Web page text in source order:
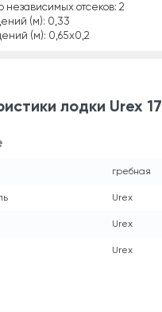
независимых отсеков: 2
(м): 0,33
(м): 0,65х0,2
лодки Urex 17
гребная
Urex
Urex
Urex